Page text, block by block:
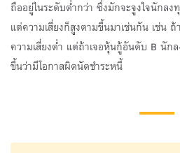
ถืออยู่ในระดับต่ำกว่า ซึ่งมักจะจูงใจนักล
แต่ความเสี่ยงก็สูงตามขึ้นมาเช่นกัน เช่น
ความเสี่ยงต่ำ แต่ถ้าเจอหุ้นกู้อันดับ B นัก
ขึ้นว่ามีโอกาสผิดนัดชำระหนี้